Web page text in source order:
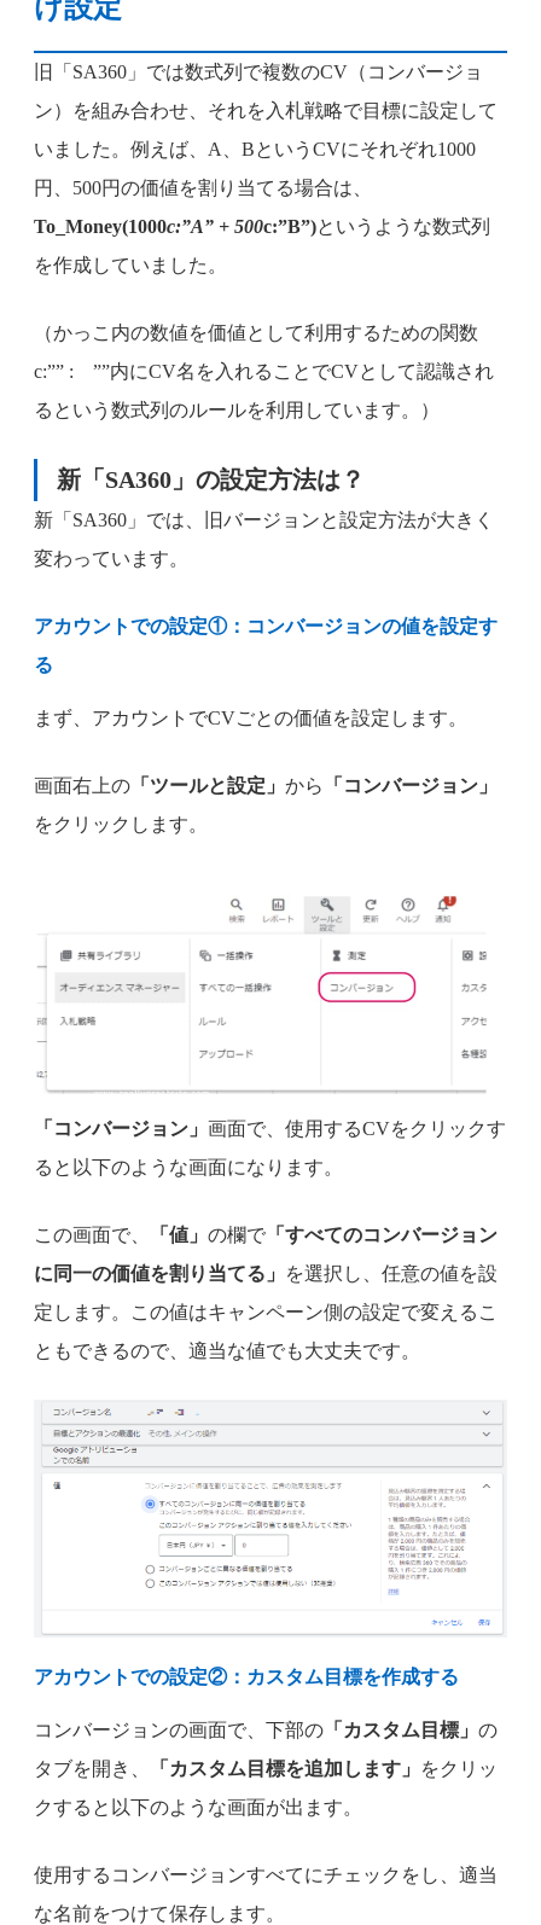
け設定
旧「SA360」では数式列で複数のCV（コンバージョ
ン）を組み合わせ、それを入札戦略で目標に設定して
いました。例えば、A、BというCVにそれぞれ1000
円、500円の価値を割り当てる場合は、
To_Money(1000c:”A” + 500c:”B”)というような数式列
を作成していました。
（かっこ内の数値を価値として利用するための関数
c:”” : ””内にCV名を入れることでCVとして認識され
るという数式列のルールを利用しています。）
新「SA360」の設定方法は？
新「SA360」では、旧バージョンと設定方法が大きく
変わっています。
アカウントでの設定①：コンバージョンの値を設定す
る
まず、アカウントでCVごとの価値を設定します。
画面右上の 「ツールと設定」 から
「コンバージョン」
をクリックします。
「コンバージョン」 画面で、使用するCVをクリックす
ると以下のような画面になります。
この画面で、 「値」 の欄で 「すべてのコンバージョン
に同一の価値を割り当てる」
を選択し、任意の値を設
定します。この値はキャンペーン側の設定で変えるこ
ともできるので、適当な値でも大丈夫です。
アカウントでの設定②：カスタム目標を作成する
コンバージョンの画面で、下部の 「カスタム目標」 の
タブを開き、
「カスタム目標を追加します」
をクリッ
クすると以下のような画面が出ます。
使用するコンバージョンすべてにチェックをし、適当
な名前をつけて保存します。